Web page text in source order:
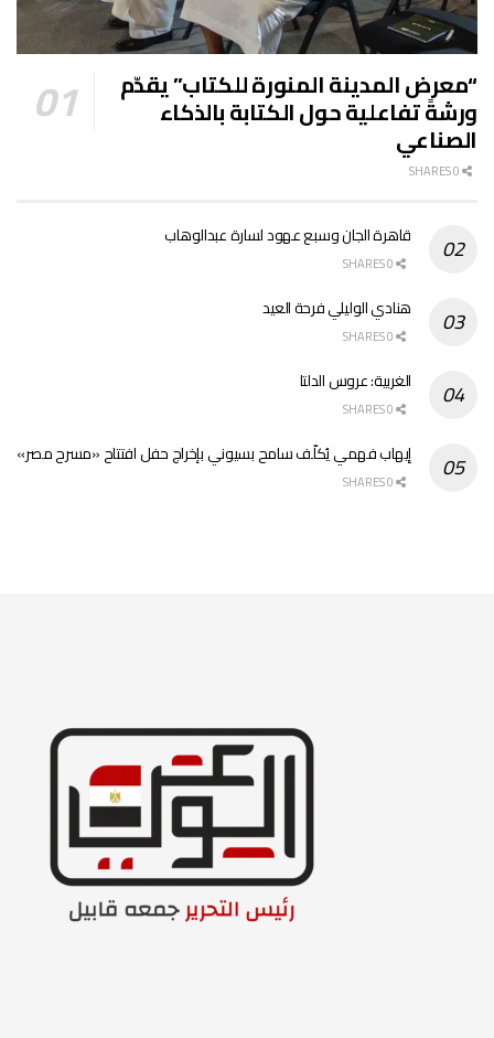
“معرض المدينة المنورة للكتاب” يقدّم
ورشةً تفاعلية حول الكتابة بالذكاء
الصناعي
قاهرة الجان وسبع عهود لسارة عبدالوهاب
هنادي الوليلي فرحة العيد
الغربية: عروس الدلتا
إيهاب فهمي يُكلّف سامح بسيوني بإخراج حفل افتتاح «مسرح مصر»